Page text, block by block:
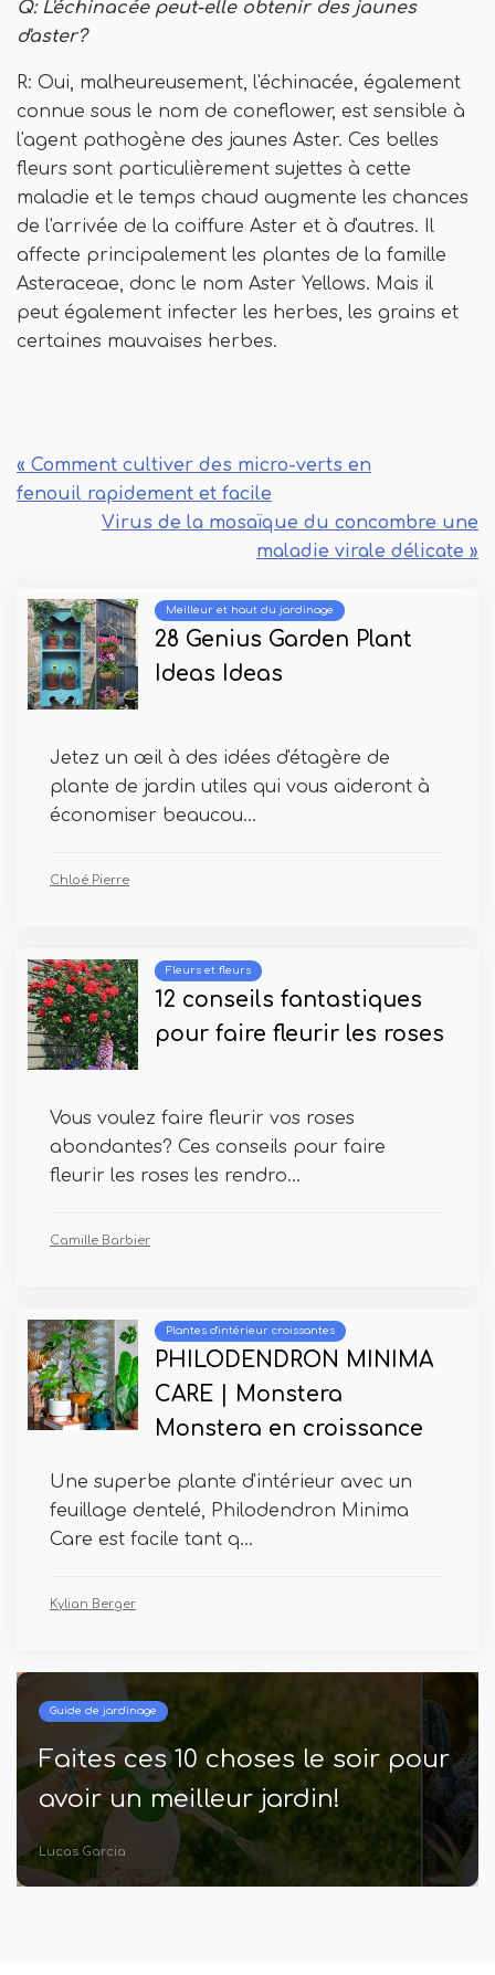
Q: L'échinacée peut-elle obtenir des jaunes
d'aster?
R: Oui, malheureusement, l'échinacée, également
connue sous le nom de coneflower, est sensible à
l'agent pathogène des jaunes Aster. Ces belles
fleurs sont particulièrement sujettes à cette
maladie et le temps chaud augmente les chances
de l'arrivée de la coiffure Aster et à d'autres. Il
affecte principalement les plantes de la famille
Asteraceae, donc le nom Aster Yellows. Mais il
peut également infecter les herbes, les grains et
certaines mauvaises herbes.
« Comment cultiver des micro-verts en
fenouil rapidement et facile
Virus de la mosaïque du concombre une
maladie virale délicate »
Meilleur et haut du jardinage
28 Genius Garden Plant
Ideas Ideas
Jetez un œil à des idées d'étagère de
plante de jardin utiles qui vous aideront à
économiser beaucou...
Chloé Pierre
Fleurs et fleurs
12 conseils fantastiques
pour faire fleurir les roses
Vous voulez faire fleurir vos roses
abondantes? Ces conseils pour faire
fleurir les roses les rendro...
Camille Barbier
Plantes d'intérieur croissantes
PHILODENDRON MINIMA
CARE | Monstera
Monstera en croissance
Une superbe plante d'intérieur avec un
feuillage dentelé, Philodendron Minima
Care est facile tant q...
Kylian Berger
Guide de jardinage
Faites ces 10 choses le soir pour
avoir un meilleur jardin!
Lucas Garcia